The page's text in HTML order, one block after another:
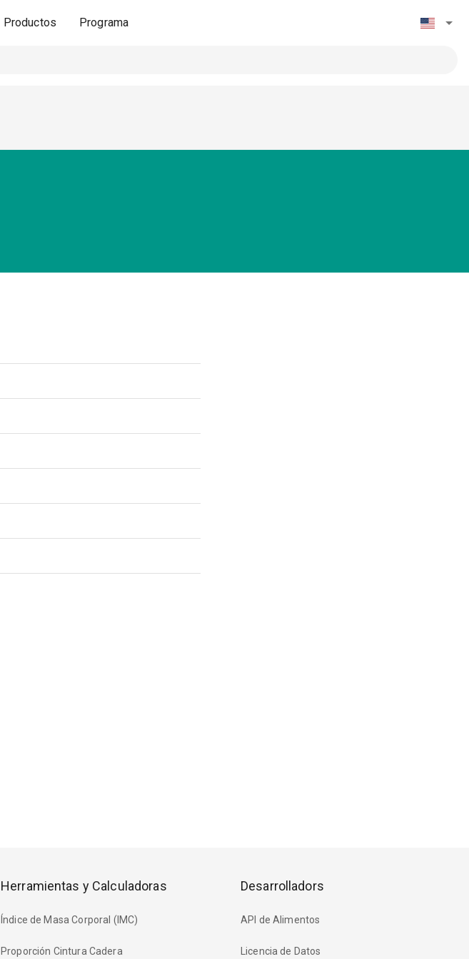
Productos Programa
Herramientas y Calculadoras
Índice de Masa Corporal (IMC)
Proporción Cintura Cadera
Desarrolladors
API de Alimentos
Licencia de Datos